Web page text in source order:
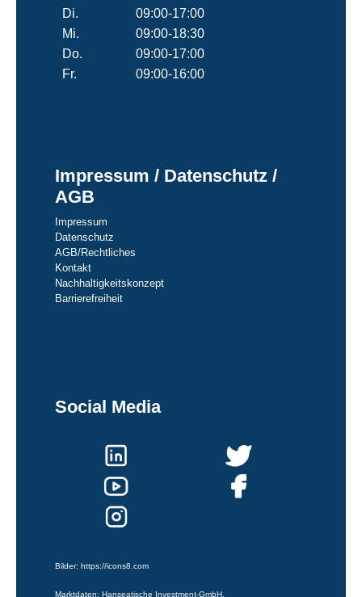
Di.
09:00-17:00
Mi.
09:00-18:30
Do.
09:00-17:00
Fr.
09:00-16:00
Impressum / Datenschutz /
AGB
Impressum
Datenschutz
AGB/Rechtliches
Kontakt
Nachhaltigkeitskonzept
Barrierefreiheit
Social Media
Bilder: https://icons8.com
Marktdaten: Hanseatische Investment-GmbH.